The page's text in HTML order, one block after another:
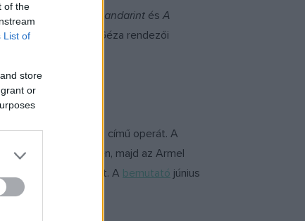
of the
List of
store
or
A csodálatos mandarint ésA
keretbe. M. Tóth Géza rendezői
(Vértelenül)
című operát. A
zenekar május 15-én, majd az Armel
Judit vívódásait. A bemutató június